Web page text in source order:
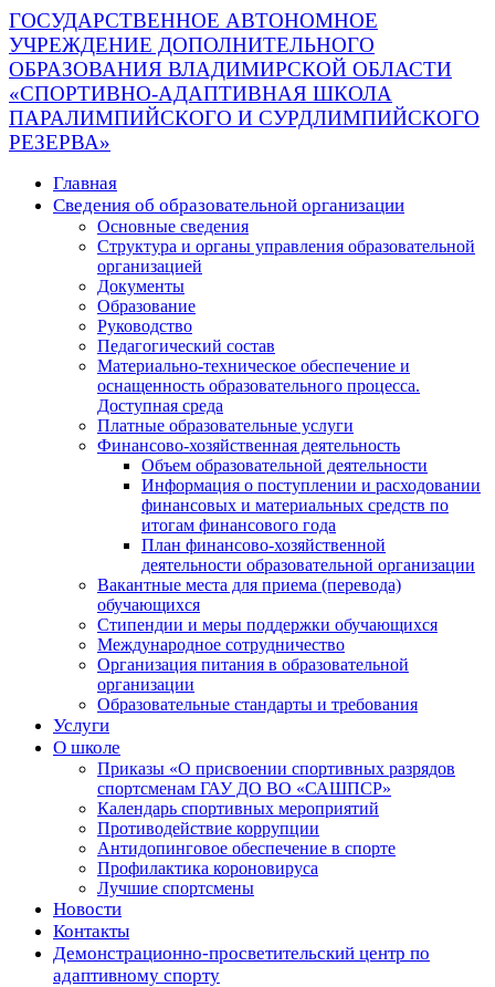
ГОСУДАРСТВЕННОЕ АВТОНОМНОЕ
УЧРЕЖДЕНИЕ ДОПОЛНИТЕЛЬНОГО
ОБРАЗОВАНИЯ ВЛАДИМИРСКОЙ ОБЛАСТИ
«СПОРТИВНО-АДАПТИВНАЯ ШКОЛА
ПАРАЛИМПИЙСКОГО И СУРДЛИМПИЙСКОГО
РЕЗЕРВА»
Главная
Сведения об образовательной организации
Основные сведения
Структура и органы управления образовательной
организацией
Документы
Образование
Руководство
Педагогический состав
Материально-техническое обеспечение и
оснащенность образовательного процесса.
Доступная среда
Платные образовательные услуги
Финансово-хозяйственная деятельность
Объем образовательной деятельности
Информация о поступлении и расходовании
финансовых и материальных средств по
итогам финансового года
План финансово-хозяйственной
деятельности образовательной организации
Вакантные места для приема (перевода)
обучающихся
Стипендии и меры поддержки обучающихся
Международное сотрудничество
Организация питания в образовательной
организации
Образовательные стандарты и требования
Услуги
О школе
Приказы «О присвоении спортивных разрядов
спортсменам ГАУ ДО ВО «САШПСР»
Календарь спортивных мероприятий
Противодействие коррупции
Антидопинговое обеспечение в спорте
Профилактика короновируса
Лучшие спортсмены
Новости
Контакты
Демонстрационно-просветительский центр по
адаптивному спорту